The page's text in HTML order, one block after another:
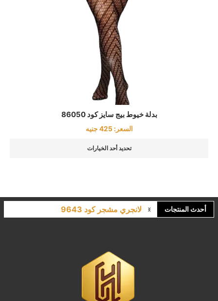
بدلة خيوط بيج سايز كود 86050
السعر:425 جنيه
تحديد أحد الخيارات
أحدث المنتجات
لانجري مشجر كود 9643